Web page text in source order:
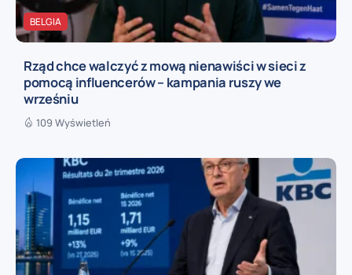
BELGIA
Rząd chce walczyć z mową nienawiści w sieci z
pomocą influencerów – kampania ruszy we
wrześniu
109 Wyświetleń